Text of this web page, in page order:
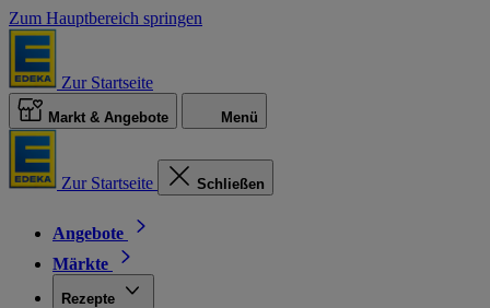
Zum Hauptbereich springen
Zur Startseite
Markt & Angebote Menü
Zur Startseite Schließen
Angebote
Märkte
Rezepte